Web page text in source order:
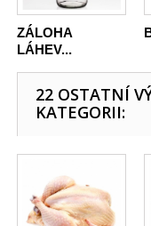
ZÁLOHA
LÁHEV...
22 OSTATNÍ
KATEGORII: